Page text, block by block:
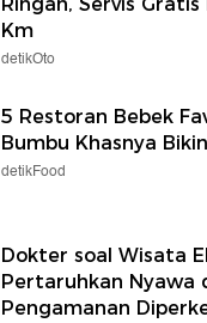
Ringan, Servis
Km
detikOto
5 Restoran Bebek
Bumbu Khasnya
detikFood
Dokter soal Wisata
Pertaruhkan Nyawa
Pengamanan